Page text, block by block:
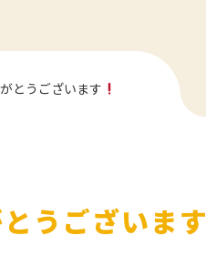
とうございます
うございます